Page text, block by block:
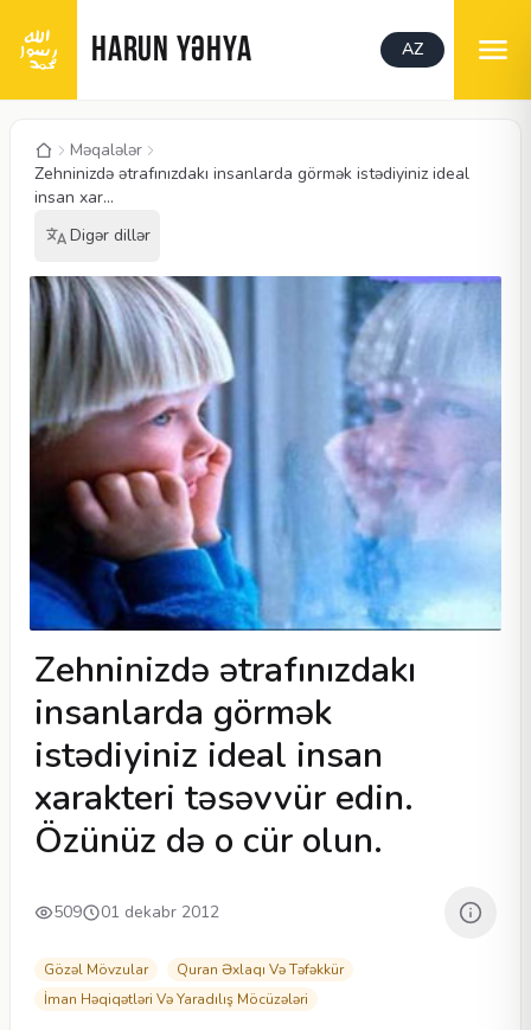
HARUN YƏHYA AZ
Məqalələr
Zehninizdə ətrafınızdakı insanlarda görmək istədiyiniz ideal
insan xar...
Digər dillər
Zehninizdə ətrafınızdakı
insanlarda görmək
istədiyiniz ideal insan
xarakteri təsəvvür edin.
Özünüz də o cür olun.
509 01 dekabr 2012
Gözəl Mövzular
Quran Əxlaqı Və Təfəkkür
İman Həqiqətləri Və Yaradılış Möcüzələri